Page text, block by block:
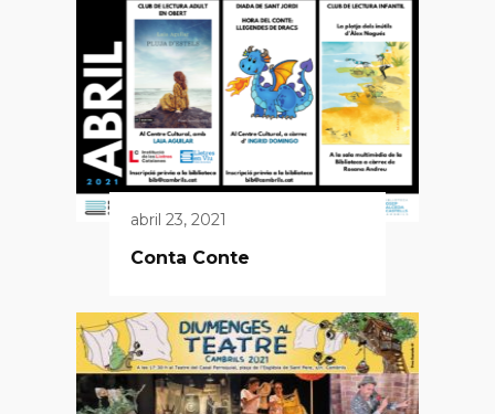
abril 23, 2021
Conta Conte